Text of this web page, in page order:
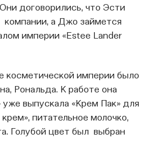
договорились, что Эсти
компании, а Джо займется
империи «Estee Lander
косметической империи было
Рональда. К работе она
выпускала «Крем Пак» для
питательное молочко,
Голубой цвет был выбран